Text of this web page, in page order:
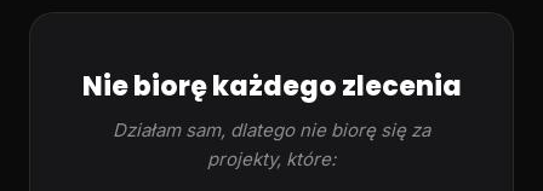
Nie biorę każdego zlecenia
Działam sam, dlatego nie biorę się za
projekty, które: